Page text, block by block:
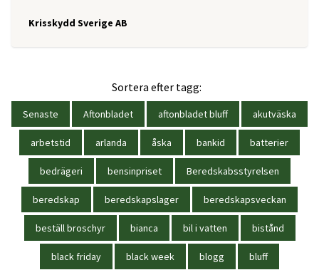
Krisskydd Sverige AB
Sortera efter tagg:
Senaste Aftonbladet aftonbladet bluff akutväska
arbetstid arlanda åska bankid batterier
bedrägeri bensinpriset Beredskabsstyrelsen
beredskap beredskapslager beredskapsveckan
beställ broschyr bianca bil i vatten bistånd
black friday black week blogg bluff